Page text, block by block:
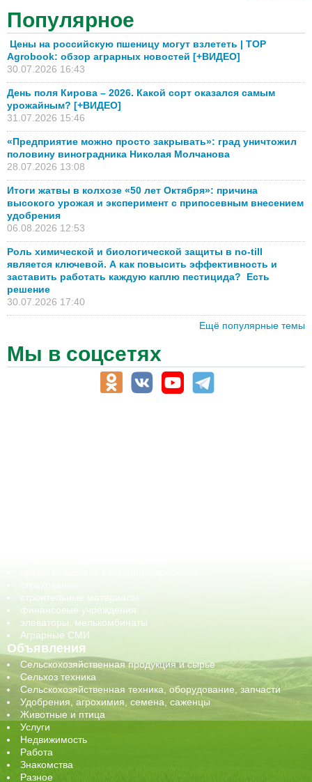
Популярное
Цены на российскую пшеницу могут взлететь | TOP
Agrobook: обзор аграрных новостей [+ВИДЕО]
30.07.2026 16:43
День поля Кирова – 2026. Какой сорт оказался самым
урожайным? [+ВИДЕО]
31.07.2026 15:46
«Предприятие можно просто закрывать»: град уничтожил
половину виноградника Николая Молчанова
28.07.2026 13:08
Итоги жатвы в колхозе «50 лет Октября»: причина
высокого урожая и эксперимент с припосевным внесением
удобрения
06.08.2026 12:53
Роль химической и биологической защиты в no-till
является ключевой. А как повысить эффективность и
заставить работать каждую каплю пестицида? Есть
решение
30.07.2026 17:40
Ещё популярные темы
Мы в соцсетях
строительные материалы
финансовые учреждения
элеваторы, мелькомбинаты
Аграрные СМИ
Объявления
Сельскохозяйственная продукция и сырье
Сельхоз техника
Сельскохозяйственная техника, оборудование, запчасти
Удобрения, агрохимия, семена, саженцы
Животные и птица
Услуги
Недвижимость
Работа
Знакомства
Разное